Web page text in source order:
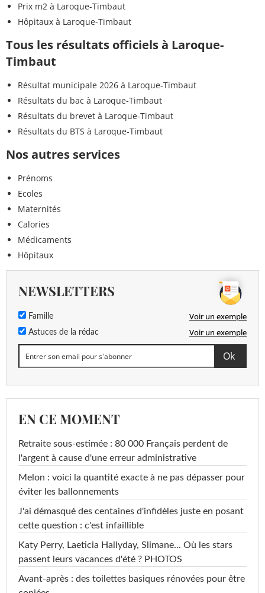
Prix m2 à Laroque-Timbaut
Hôpitaux à Laroque-Timbaut
Tous les résultats officiels à Laroque-
Timbaut
Résultat municipale 2026 à Laroque-Timbaut
Résultats du bac à Laroque-Timbaut
Résultats du brevet à Laroque-Timbaut
Résultats du BTS à Laroque-Timbaut
Nos autres services
Prénoms
Ecoles
Maternités
Calories
Médicaments
Hôpitaux
NEWSLETTERS
Famille Voir un exemple
Astuces de la rédac Voir un exemple
EN CE MOMENT
Retraite sous-estimée : 80 000 Français perdent de
l'argent à cause d'une erreur administrative
Melon : voici la quantité exacte à ne pas dépasser pour
éviter les ballonnements
J'ai démasqué des centaines d'infidèles juste en posant
cette question : c'est infaillible
Katy Perry, Laeticia Hallyday, Slimane... Où les stars
passent leurs vacances d'été ? PHOTOS
Avant-après : des toilettes basiques rénovées pour être